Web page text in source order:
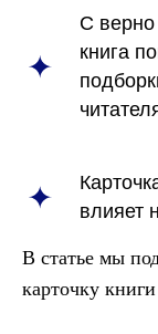
С
книга
влияет
В статье мы
карточку